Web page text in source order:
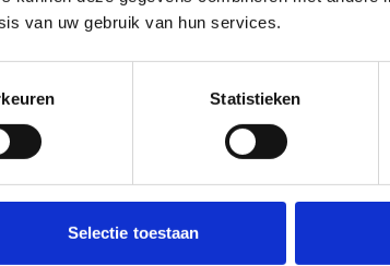
van uw gebruik van hun services.
Statistieken
Selectie toestaan
Faith & Fire
kinderen en jongeren in Rotterdam. Tijdens